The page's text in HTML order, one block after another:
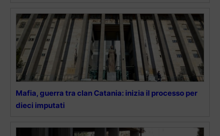
Mafia, guerra tra clan Catania: inizia il processo per
dieci imputati